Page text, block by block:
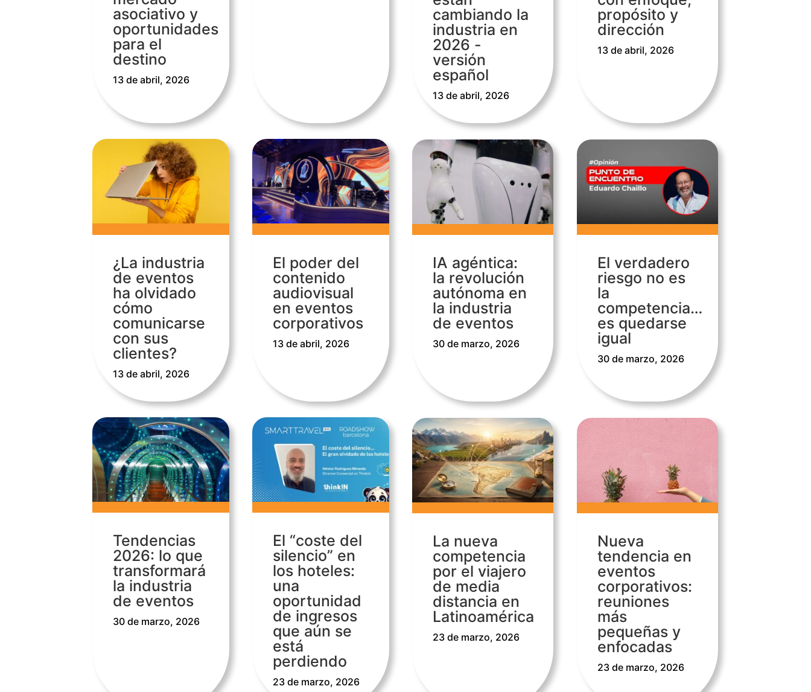
asociativo y
oportunidades
para el
destino
13 de abril, 2026
cambiando la
industria en
2026 -
versión
español
13 de abril, 2026
propósito y
dirección
13 de abril, 2026
¿La industria
de eventos
ha olvidado
cómo
comunicarse
con sus
clientes?
13 de abril, 2026
El poder del
contenido
audiovisual
en eventos
corporativos
13 de abril, 2026
IA agéntica:
la revolución
autónoma en
la industria
de eventos
30 de marzo, 2026
El verdadero
riesgo no es
la
competencia…
es quedarse
igual
30 de marzo, 2026
Tendencias
2026: lo que
transformará
la industria
de eventos
30 de marzo, 2026
El “coste del
silencio” en
los hoteles:
una
oportunidad
de ingresos
que aún se
está
perdiendo
23 de marzo, 2026
La nueva
competencia
por el viajero
de media
distancia en
Latinoamérica
23 de marzo, 2026
Nueva
tendencia en
eventos
corporativos:
reuniones
más
pequeñas y
enfocadas
23 de marzo, 2026